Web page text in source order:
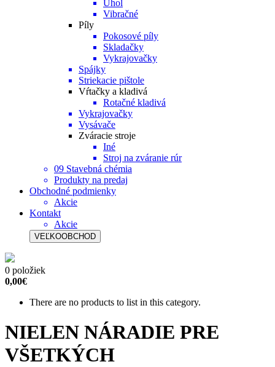
Uhol
Vibračné
Píly
Pokosové píly
Skladačky
Vykrajovačky
Spájky
Striekacie pištole
Vŕtačky a kladivá
Rotačné kladivá
Vykrajovačky
Vysávače
Zváracie stroje
Iné
Stroj na zváranie rúr
09 Stavebná chémia
Produkty na predaj
Obchodné podmienky
Akcie
Kontakt
Akcie
VEĽKOOBCHOD
0 položiek
0,00€
There are no products to list in this category.
NIELEN NÁRADIE PRE
VŠETKÝCH